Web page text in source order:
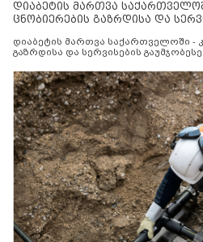
დიაბეტის მართვა
ცნობიერების გაზრდისა და
დიაბეტის მართვა საქართველოში -
გაზრდისა და სერვისების